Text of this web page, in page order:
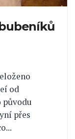
od
původu
přes